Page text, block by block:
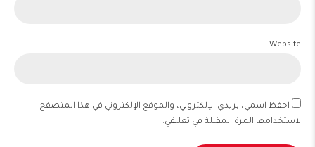
Website
احفظ اسمي، بريدي الإلكتروني، والموقع الإلكتروني في هذا المتصفح
لاستخدامها المرة المقبلة في تعليقي.